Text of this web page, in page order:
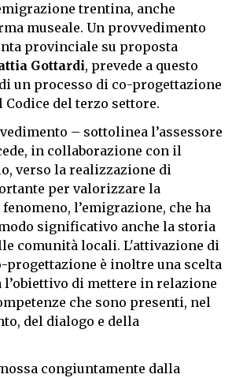
trentina, anche
museale. Un provvedimento
provinciale su proposta
Gottardi, prevede a questo
un processo di co-progettazione
del terzo settore.
– sottolinea l’assessore
in collaborazione con il
verso la realizzazione di
per valorizzare la
l’emigrazione, che ha
significativo anche la storia
comunità locali. L'attivazione di
progettazione è inoltre una scelta
l’obiettivo di mettere in relazione
che sono presenti, nel
del dialogo e della
congiuntamente dalla